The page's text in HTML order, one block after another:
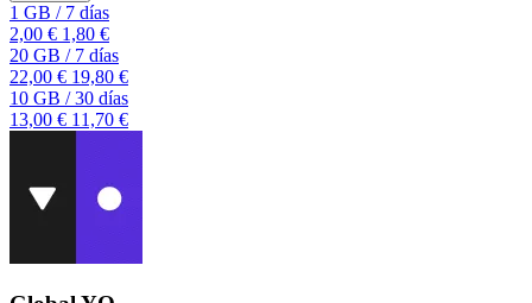
1 GB /7 días
2,00 € 1,80 €
20 GB /7 días
22,00 € 19,80 €
10 GB /30 días
13,00 € 11,70 €